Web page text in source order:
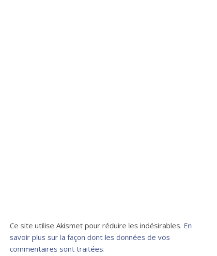
Ce site utilise Akismet pour réduire les indésirables. En
savoir plus sur la façon dont les données de vos
commentaires sont traitées.